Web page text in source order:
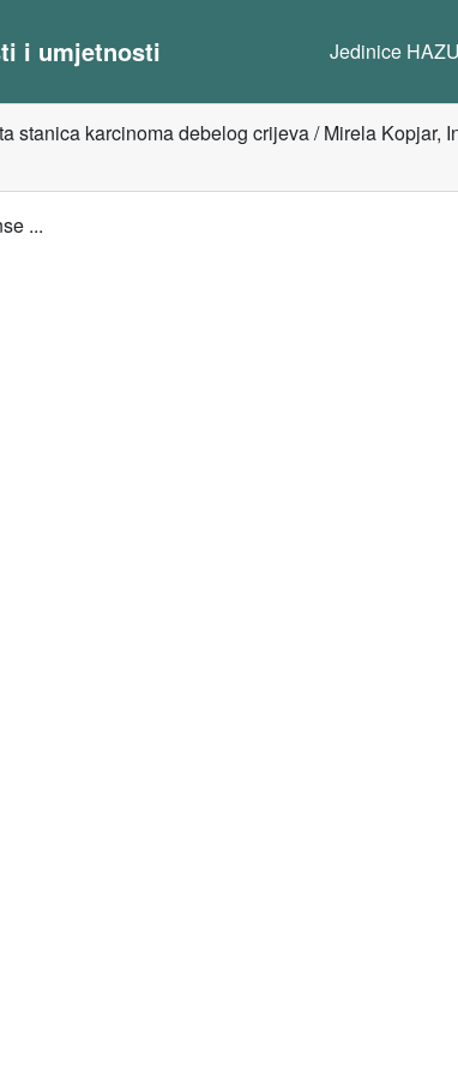
i umjetnosti Jedinice HAZU
karcinoma debelog crijeva / Mirela Kopjar,
...